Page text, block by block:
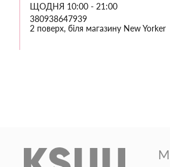
ЩОДНЯ 10:00 - 21:00
380938647939
2 поверх, біля магазину New Yorker